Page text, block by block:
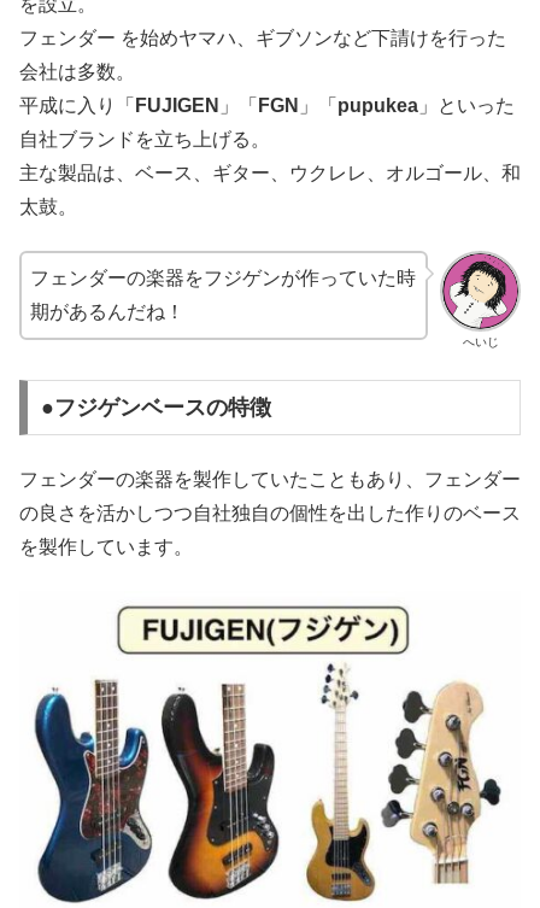
を設立。
フェンダー を始めヤマハ、ギブソンなど下請けを行った
会社は多数。
平成に入り「 FUJIGEN 」「 FGN 」「 pupukea 」といった
自社ブランドを立ち上げる。
主な製品は、ベース、ギター、ウクレレ、オルゴール、和
太鼓。
へいじ
フェンダーの楽器をフジゲンが作っていた時
期があるんだね！
●フジゲンベースの特徴
フェンダーの楽器を製作していたこともあり、フェンダー
の良さを活かしつつ自社独自の個性を出した作りのベース
を製作しています。